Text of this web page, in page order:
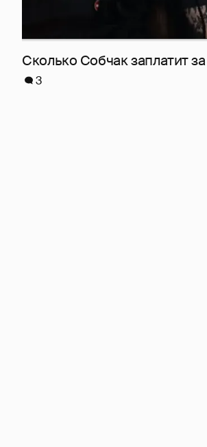
Сколько Собчак заплатит
3